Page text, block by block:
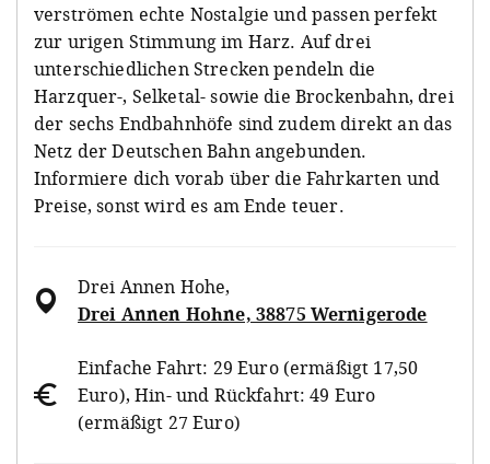
verströmen echte Nostalgie und passen perfekt
zur urigen Stimmung im Harz. Auf drei
unterschiedlichen Strecken pendeln die
Harzquer-, Selketal- sowie die Brockenbahn, drei
der sechs Endbahnhöfe sind zudem direkt an das
Netz der Deutschen Bahn angebunden.
Informiere dich vorab über die Fahrkarten und
Preise, sonst wird es am Ende teuer.
Drei Annen Hohe,
Drei Annen Hohne, 38875 Wernigerode
Einfache Fahrt: 29 Euro (ermäßigt 17,50
Euro), Hin- und Rückfahrt: 49 Euro
(ermäßigt 27 Euro)